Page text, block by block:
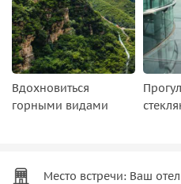
Вдохновиться
горными видами
Место встречи: Ваш